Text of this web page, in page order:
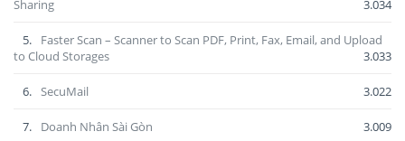
Sharing 3.034
5.
Faster Scan – Scanner to Scan PDF, Print, Fax, Email, and Upload
to Cloud Storages
3.033
6. SecuMail 3.022
7. Doanh Nhân Sài Gòn 3.009